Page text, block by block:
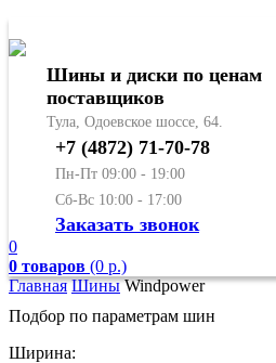
Шины и диски по ценам
поставщиков
Тула, Одоевское шоссе, 64.
+7 (4872) 71-70-78
Пн-Пт 09:00 - 19:00
Сб-Вс 10:00 - 17:00
Заказать звонок
0
0 товаров (0 р.)
Главная ШиныWindpower
Подбор по параметрам шин
Ширина: